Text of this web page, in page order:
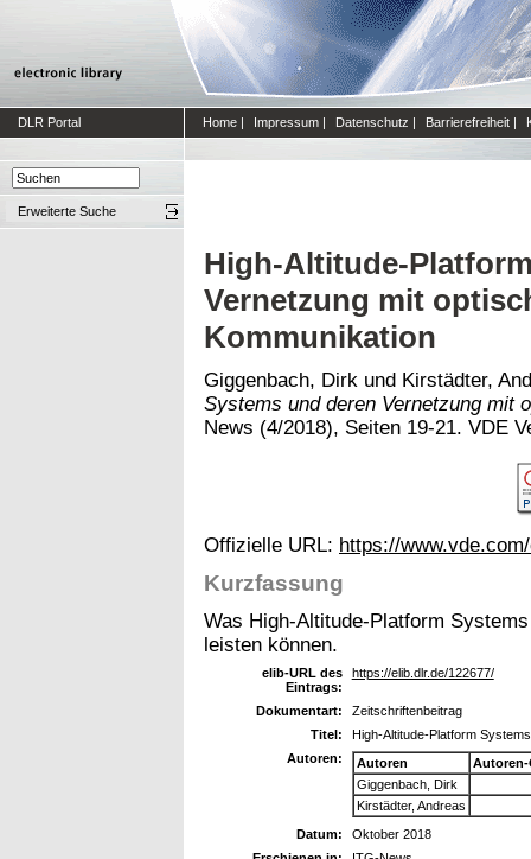
DLR Portal Home | Impressum | Datenschutz | Barrierefreiheit |
Erweiterte Suche
High-Altitude-
Vernetzung mit
Kommunikation
Giggenbach, Dirk und Kirstädter,
Systems und deren Vernetzung mit
News (4/2018), Seiten 19-21. VDE
Offizielle URL: https://
Kurzfassung
Was High-Altitude-Platform
leisten können.
elib-URL des
Eintrags:
https://elib.dlr.de/122677/
Dokumentart:
Zeitschriftenbeitrag
Titel:
High-Altitude-Platform
Autoren:
Autoren
Autoren-
Giggenbach, Dirk
Kirstädter, Andreas
Datum:
Oktober 2018